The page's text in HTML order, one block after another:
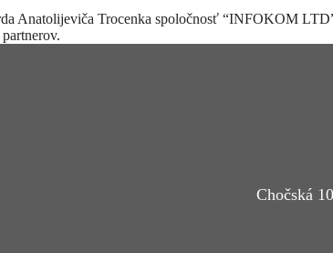
Anatolijeviča Trocenka spoločnosť “INFOKOM
Chočská